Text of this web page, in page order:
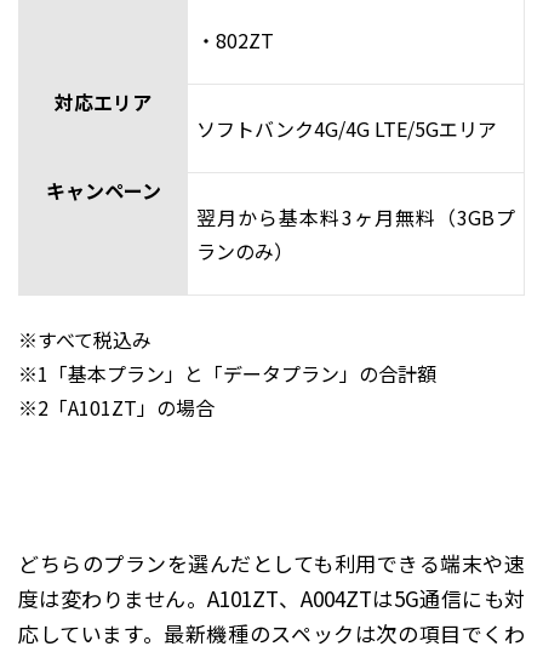
・802ZT
対応エリア
ソフトバンク4G/4G LTE/5Gエリア
キャンペーン
翌月から基本料3ヶ月無料（3GBプ
ランのみ）
※すべて税込み
※1「基本プラン」と「データプラン」の合計額
※2「A101ZT」の場合
どちらのプランを選んだとしても利用できる端末や速
度は変わりません。A101ZT、A004ZTは5G通信にも対
応しています。最新機種のスペックは次の項目でくわ